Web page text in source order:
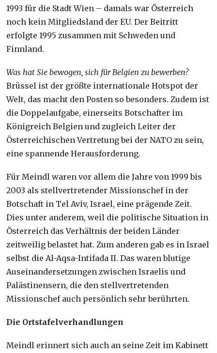
1993 für die Stadt Wien – damals war Österreich
noch kein Mitgliedsland der EU. Der Beitritt
erfolgte 1995 zusammen mit Schweden und
Finnland.
Was hat Sie bewogen, sich für Belgien zu bewerben?
Brüssel ist der größte internationale Hotspot der
Welt, das macht den Posten so besonders. Zudem ist
die Doppelaufgabe, einerseits Botschafter im
Königreich Belgien und zugleich Leiter der
Österreichischen Vertretung bei der NATO zu sein,
eine spannende Herausforderung.
Für Meindl waren vor allem die Jahre von 1999 bis
2003 als stellvertretender Missionschef in der
Botschaft in Tel Aviv, Israel, eine prägende Zeit.
Dies unter anderem, weil die politische Situation in
Österreich das Verhältnis der beiden Länder
zeitweilig belastet hat. Zum anderen gab es in Israel
selbst die Al-Aqsa-Intifada II. Das waren blutige
Auseinandersetzungen zwischen Israelis und
Palästinensern, die den stellvertretenden
Missionschef auch persönlich sehr berührten.
Die Ortstafelverhandlungen
Meindl erinnert sich auch an seine Zeit im Kabinett